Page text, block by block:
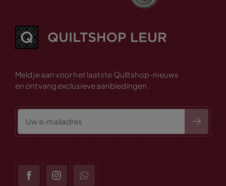
Meld je aan voor het laatste Quiltshop-nieuws
en ontvang exclusieve aanbiedingen.